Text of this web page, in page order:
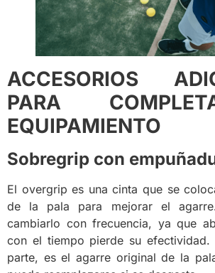
ACCESORIOS
PARA
EQUIPAMIENTO
Sobregrip con
El overgrip es una cinta que se
de la pala para mejorar el
cambiarlo con frecuencia, ya que
con el tiempo pierde su
parte, es el agarre original de la